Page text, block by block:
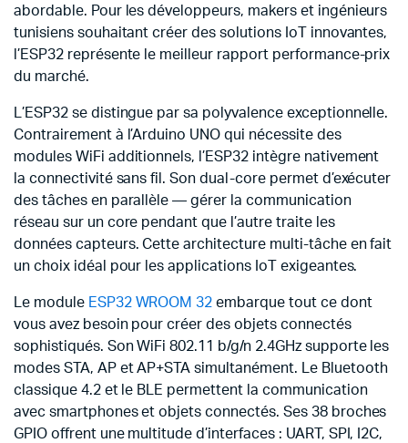
abordable. Pour les développeurs, makers et ingénieurs
tunisiens souhaitant créer des solutions IoT innovantes,
l’ESP32 représente le meilleur rapport performance-prix
du marché.
L’ESP32 se distingue par sa polyvalence exceptionnelle.
Contrairement à l’Arduino UNO qui nécessite des
modules WiFi additionnels, l’ESP32 intègre nativement
la connectivité sans fil. Son dual-core permet d’exécuter
des tâches en parallèle — gérer la communication
réseau sur un core pendant que l’autre traite les
données capteurs. Cette architecture multi-tâche en fait
un choix idéal pour les applications IoT exigeantes.
Le module ESP32 WROOM 32 embarque tout ce dont
vous avez besoin pour créer des objets connectés
sophistiqués. Son WiFi 802.11 b/g/n 2.4GHz supporte les
modes STA, AP et AP+STA simultanément. Le Bluetooth
classique 4.2 et le BLE permettent la communication
avec smartphones et objets connectés. Ses 38 broches
GPIO offrent une multitude d’interfaces : UART, SPI, I2C,